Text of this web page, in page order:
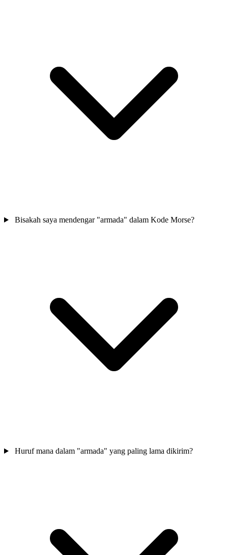
Bisakah saya mendengar "armada" dalam Kode Morse?
Huruf mana dalam "armada" yang paling lama dikirim?